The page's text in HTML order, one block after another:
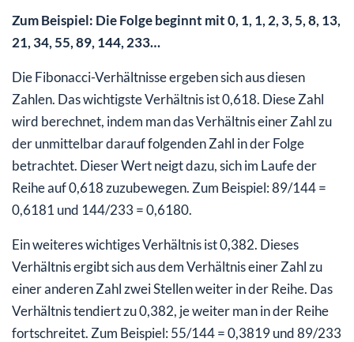
Zum Beispiel: Die Folge beginnt mit 0, 1, 1, 2, 3, 5, 8, 13,
21, 34, 55, 89, 144, 233…
Die Fibonacci-Verhältnisse ergeben sich aus diesen
Zahlen. Das wichtigste Verhältnis ist 0,618. Diese Zahl
wird berechnet, indem man das Verhältnis einer Zahl zu
der unmittelbar darauf folgenden Zahl in der Folge
betrachtet. Dieser Wert neigt dazu, sich im Laufe der
Reihe auf 0,618 zuzubewegen. Zum Beispiel: 89/144 =
0,6181 und 144/233 = 0,6180.
Ein weiteres wichtiges Verhältnis ist 0,382. Dieses
Verhältnis ergibt sich aus dem Verhältnis einer Zahl zu
einer anderen Zahl zwei Stellen weiter in der Reihe. Das
Verhältnis tendiert zu 0,382, je weiter man in der Reihe
fortschreitet. Zum Beispiel: 55/144 = 0,3819 und 89/233